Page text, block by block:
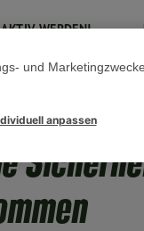
AKTIV WERDEN!
und
anpassen